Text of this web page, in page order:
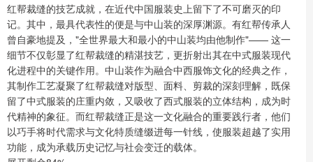
红帮裁缝的技艺成就，在近代中国服装史上留下了不可磨灭的印
记。其中，最具代表性的便是与中山装的深厚渊源。有红帮传承人
曾自豪地提及，"全世界最大和最小的中山装均由他制作"—— 这一
细节不仅彰显了红帮裁缝的精湛技艺，更折射出其在中式服装现代
化进程中的关键作用。中山装作为融合中西服饰文化的经典之作，
其制作工艺凝聚了红帮裁缝对版型、面料、剪裁的深刻理解，既保
留了中式服装的庄重内敛，又吸收了西式服装的立体结构，成为时
代精神的象征。而红帮裁缝正是这一文化融合的重要践行者，他们
以巧手将时代需求与文化特质缝缀进每一针线，使服装超越了实用
功能，成为承载历史记忆与社会变迁的载体。